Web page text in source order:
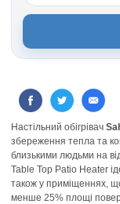
Настільний обігрівач
збереження тепла та
близькими людьми на
Table Top Patio Heater
також у приміщеннях,
менше 25% площі